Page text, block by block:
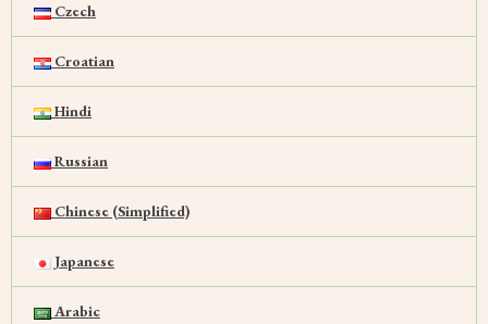
Czech
Croatian
Hindi
Russian
Chinese (Simplified)
Japanese
Arabic